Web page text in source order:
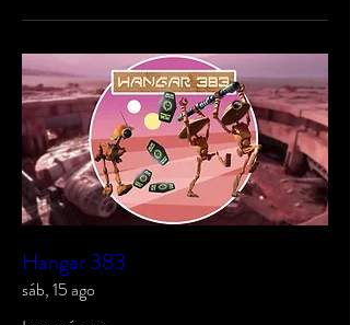
Hangar 383
sáb, 15 ago